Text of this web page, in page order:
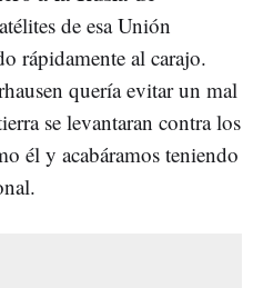
de esa Unión
rápidamente al carajo.
quería evitar un mal
se levantaran contra los
él y acabáramos teniendo